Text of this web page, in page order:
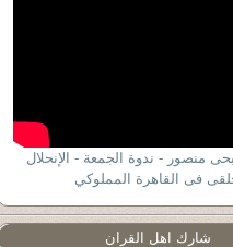
منصور - ندوة الجمعة - الإنحلال
فى القاهرة المملوكي
شارك اهل القران